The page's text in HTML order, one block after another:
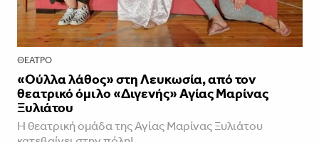
ΘΈΑΤΡΟ
«Ούλλα λάθος» στη Λευκωσία, από τον
θεατρικό όμιλο «Διγενής» Αγίας Μαρίνας
Ξυλιάτου
Η θεατρική ομάδα της Αγίας Μαρίνας Ξυλιάτου